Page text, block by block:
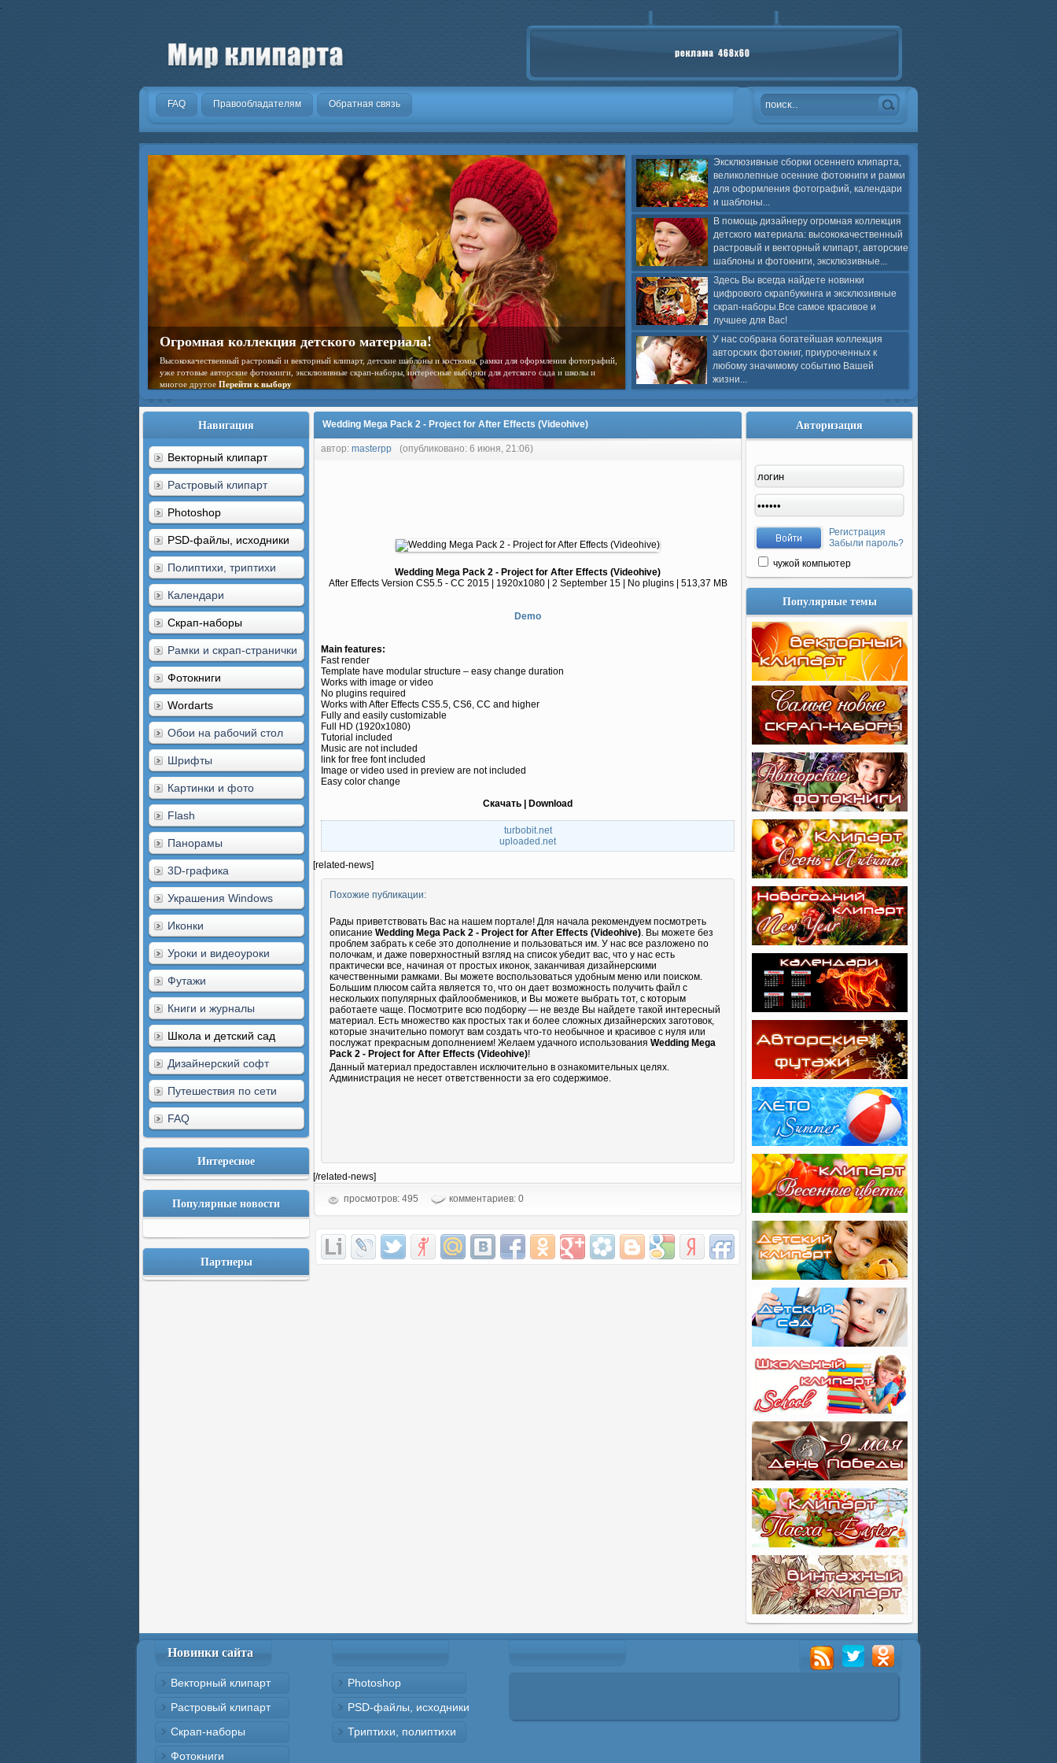
.
FAQ Правообладателям Обратная связь
Эксклюзивные сборки осеннего клипарта,
великолепные осенние фотокниги и рамки
для оформления фотографий, календари
и шаблоны...
В помощь дизайнеру огромная коллекция
детского материала: высококачественный
растровый и векторный клипарт, авторские
шаблоны и фотокниги, эксклюзивные...
Здесь Вы всегда найдете новинки
цифрового скрапбукинга и эксклюзивные
скрап-наборы.Все самое красивое и
лучшее для Вас!
У нас собрана богатейшая коллекция
авторских фотокниг, приуроченных к
любому значимому событию Вашей
жизни...
Огромная коллекция детского материала!
Высококачественный растровый и векторный клипарт, детские шаблоны и костюмы, рамки для оформления фотографий,
уже готовые авторские фотокниги, эксклюзивные скрап-наборы, интересные выборки для детского сада и школы и
многое другое Перейти к выбору
Навигация
Векторный клипарт
Растровый клипарт
Photoshop
PSD-файлы, исходники
Полиптихи, триптихи
Календари
Скрап-наборы
Рамки и скрап-странички
Фотокниги
Wordarts
Обои на рабочий стол
Шрифты
Картинки и фото
Flash
Панорамы
3D-графика
Украшения Windows
Иконки
Уроки и видеоуроки
Футажи
Книги и журналы
Школа и детский сад
Дизайнерский софт
Путешествия по сети
FAQ
Интересное
Популярные новости
Партнеры
Wedding Mega Pack 2 - Project for After Effects (Videohive)
автор: masterpp (опубликовано: 6 июня, 21:06)
Wedding Mega Pack 2 - Project for After Effects (Videohive)
After Effects Version CS5.5 - CC 2015 | 1920x1080 | 2 September 15 | No plugins | 513,37 MB
Demo
Main features:
Fast render
Template have modular structure – easy change duration
Works with image or video
No plugins required
Works with After Effects CS5.5, CS6, CC and higher
Fully and easily customizable
Full HD (1920x1080)
Tutorial included
Music are not included
link for free font included
Image or video used in preview are not included
Easy color change
Скачать | Download
turbobit.net
uploaded.net
[related-news]
Похожие публикации:
Рады приветствовать Вас на нашем портале! Для начала рекомендуем посмотреть
описание Wedding Mega Pack 2 - Project for After Effects (Videohive). Вы можете без
проблем забрать к себе это дополнение и пользоваться им. У нас все разложено по
полочкам, и даже поверхностный взгляд на список убедит вас, что у нас есть
практически все, начиная от простых иконок, заканчивая дизайнерскими
качественными рамками. Вы можете воспользоваться удобным меню или поиском.
Большим плюсом сайта является то, что он дает возможность получить файл с
нескольких популярных файлообмеников, и Вы можете выбрать тот, с которым
работаете чаще. Посмотрите всю подборку — не везде Вы найдете такой интересный
материал. Есть множество как простых так и более сложных дизайнерских заготовок,
которые значительно помогут вам создать что-то необычное и красивое с нуля или
послужат прекрасным дополнением! Желаем удачного использования Wedding Mega
Pack 2 - Project for After Effects (Videohive)!
Данный материал предоставлен исключительно в ознакомительных целях.
Администрация не несет ответственности за его содержимое.
[/related-news]
просмотров: 495
комментариев: 0
Авторизация
Регистрация
Забыли пароль?
чужой компьютер
Популярные темы
Новинки сайта
Векторный клипарт
Растровый клипарт
Скрап-наборы
Фотокниги
Photoshop
PSD-файлы, исходники
Триптихи, полиптихи